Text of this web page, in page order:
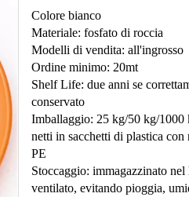
Colore bianco
Materiale: fosfato di roccia
Modelli di vendita: all'ingrosso
Ordine minimo: 20mt
Shelf Life: due anni se
conservato
Imballaggio: 25 kg/50 kg/1000
netti in sacchetti di plastica con
PE
Stoccaggio: immagazzinato nel
ventilato, evitando pioggia,